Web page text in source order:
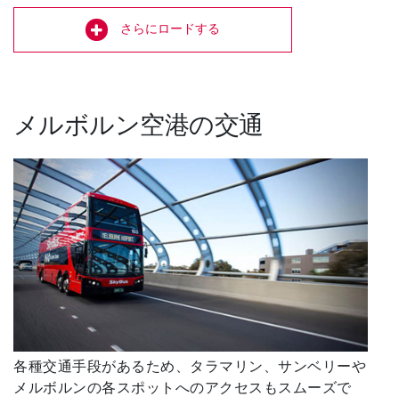
さらにロードする
メルボルン空港の交通
各種交通手段があるため、タラマリン、サンベリーや
メルボルンの各スポットへのアクセスもスムーズで